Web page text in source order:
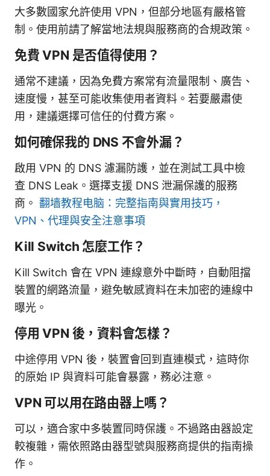
大多數國家允許使用 VPN，但部分地區有嚴格管
制。使用前請了解當地法規與服務商的合規政策。
免費 VPN 是否值得使用？
通常不建議，因為免費方案常有流量限制、廣告、
速度慢，甚至可能收集使用者資料。若要嚴肅使
用，建議選擇可信任的付費方案。
如何確保我的 DNS 不會外漏？
啟用 VPN 的 DNS 濾漏防護，並在測試工具中檢
查 DNS Leak。選擇支援 DNS 泄漏保護的服務
商。 翻墙教程电脑：完整指南與實用技巧，
VPN、代理與安全注意事項
Kill Switch 怎麼工作？
Kill Switch 會在 VPN 連線意外中斷時，自動阻擋
裝置的網路流量，避免敏感資料在未加密的連線中
曝光。
停用 VPN 後，資料會怎樣？
中途停用 VPN 後，裝置會回到直連模式，這時你
的原始 IP 與資料可能會暴露，務必注意。
VPN 可以用在路由器上嗎？
可以，適合家中多裝置同時保護。不過路由器設定
較複雜，需依照路由器型號與服務商提供的指南操
作。